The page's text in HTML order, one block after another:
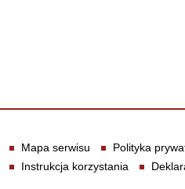
Mapa serwisu
Polityka
Instrukcja korzystania